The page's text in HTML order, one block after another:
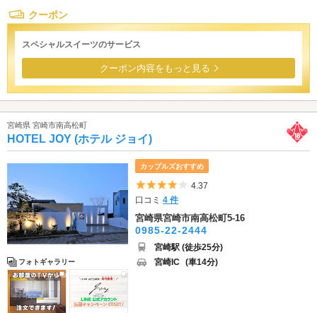
クーポン
スペシャルスイーツのサービス
クーポン内容をもっと見る
宮崎県 宮崎市南高松町
HOTEL JOY (ホテル ジョイ)
フォトギャラリー
カップルズおすすめ
5つ星のうち4
4.37
口コミ4 件
宮崎県宮崎市南高松町5-16
0985-22-2444
宮崎駅 (徒歩25分)
宮崎IC (車14分)